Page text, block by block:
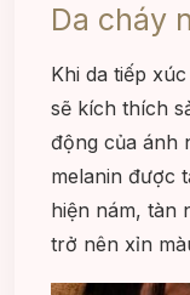
Da cháy
Khi da tiếp
sẽ kích thích
động của ánh
melanin được
hiện nám, tàn
trở nên xỉn